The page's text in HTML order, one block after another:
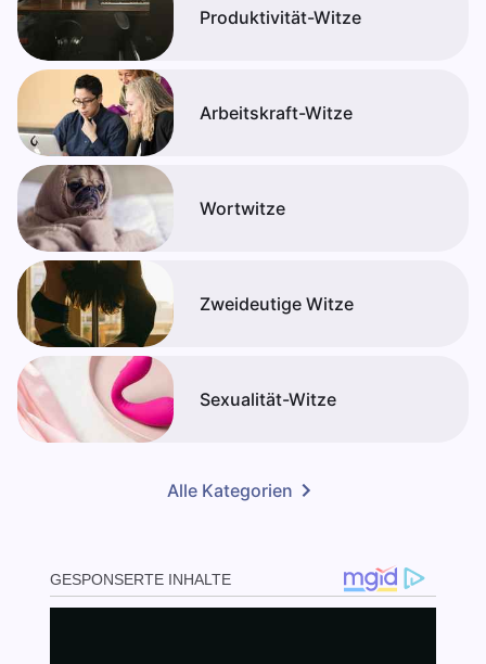
Produktivität-Witze
Arbeitskraft-Witze
Wortwitze
Zweideutige Witze
Sexualität-Witze
Alle Kategorien